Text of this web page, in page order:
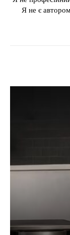
Я не є автором